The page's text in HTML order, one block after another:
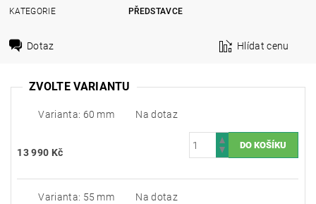
KATEGORIE
PŘEDSTAVCE
Dotaz Hlídat cenu
ZVOLTE VARIANTU
Varianta: 60 mm Na dotaz
13 990 Kč
Varianta: 55 mm Na dotaz